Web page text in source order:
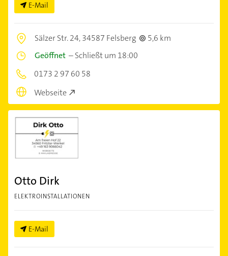
E-Mail
Sälzer Str. 24,34587 Felsberg
5,6 km
Geöffnet –Schließt um 18:00
0173 2 97 60 58
Webseite
Otto Dirk
ELEKTROINSTALLATIONEN
E-Mail